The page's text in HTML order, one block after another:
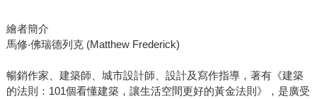
繪者簡介
馬修‧佛瑞德列克 (Matthew Frederick)
暢銷作家、建築師、城市設計師、設計及寫作指導，著有《建築
的法則：101個看懂建築，讓生活空間更好的黃金法則》，是廣受